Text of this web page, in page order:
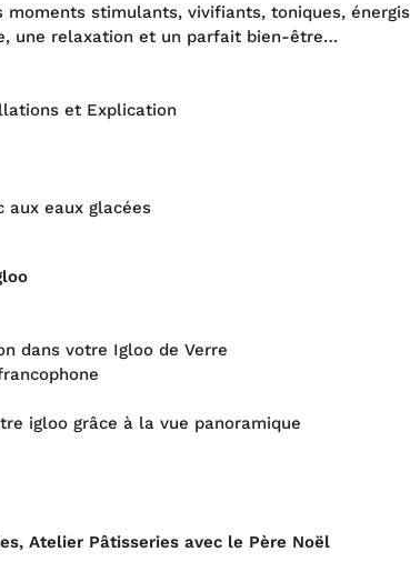
moments stimulants, vivifiants, toniques,
une relaxation et un parfait bien-être…
et Explication
aux eaux glacées
dans votre Igloo de Verre
igloo grâce à la vue panoramique
Atelier Pâtisseries avec le Père Noël